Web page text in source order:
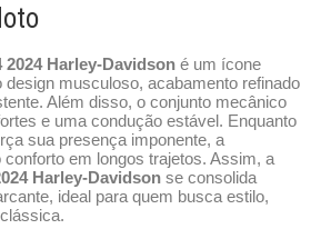
2024 Harley-Davidson é um ícone
design musculoso, acabamento refinado
Além disso, o conjunto mecânico
e uma condução estável. Enquanto
sua presença imponente, a
em longos trajetos. Assim, a
Harley-Davidson se consolida
ideal para quem busca estilo,